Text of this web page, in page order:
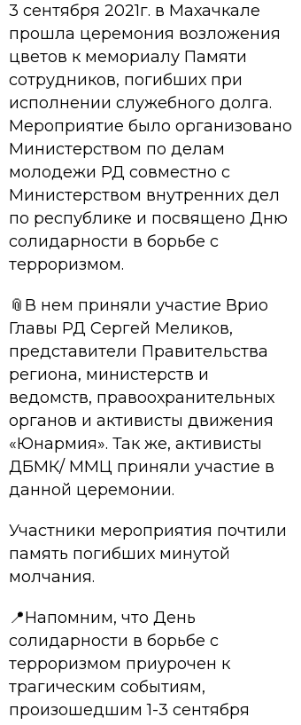
3 сентября 2021г. в Махачкале
прошла церемония возложения
цветов к мемориалу Памяти
сотрудников, погибших при
исполнении служебного долга.
Мероприятие было организовано
Министерством по делам
молодежи РД совместно с
Министерством внутренних дел
по республике и посвящено Дню
солидарности в борьбе с
терроризмом.
📎В нем приняли участие Врио
Главы РД Сергей Меликов,
представители Правительства
региона, министерств и
ведомств, правоохранительных
органов и активисты движения
«Юнармия». Так же, активисты
ДБМК/ ММЦ приняли участие в
данной церемонии.
Участники мероприятия почтили
память погибших минутой
молчания.
📍Напомним, что День
солидарности в борьбе с
терроризмом приурочен к
трагическим событиям,
произошедшим 1-3 сентября